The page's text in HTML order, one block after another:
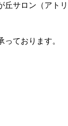
サロン（アトリ
ております。